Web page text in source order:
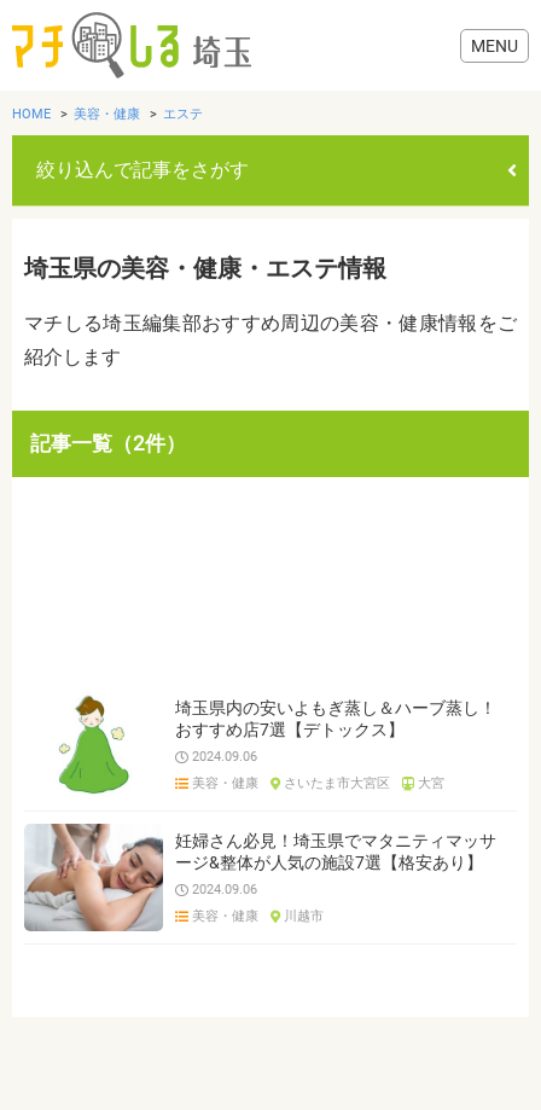
歯医者・病院
おでかけ
HOME 美容・健康 エステ
絞り込んで記事をさがす
カテゴリを選ぶ
すべて グルメ 美容・健康 歯医者・病院 おでかけ
足裏・フットマッサージ ヘッドマッサージ エステ
カイロプラクティック 整体・接骨院
埼玉県の美容・健康・エステ情報
マチしる埼玉編集部おすすめ周辺の美容・健康情報をご
紹介します
記事一覧（2件）
埼玉県内の安いよもぎ蒸し＆ハーブ蒸し！
おすすめ店7選【デトックス】
2024.09.06
美容・健康
さいたま市大宮区 大宮
妊婦さん必見！埼玉県でマタニティマッサ
ージ&整体が人気の施設7選【格安あり】
2024.09.06
美容・健康
川越市